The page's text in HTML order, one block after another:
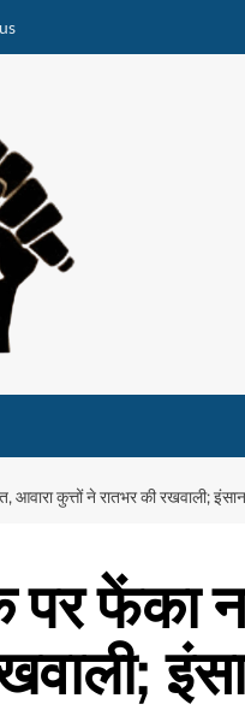
कुत्तों ने रातभर की रखवाली;
फेंका